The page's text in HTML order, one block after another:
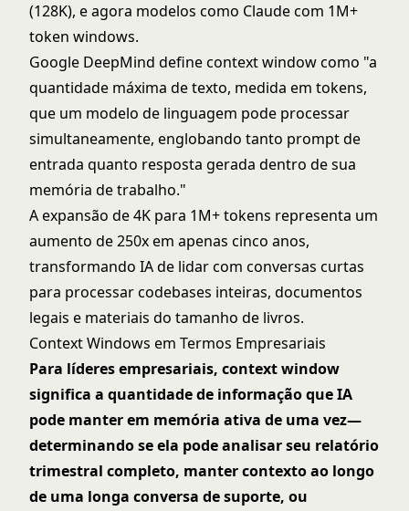
(128K), e agora modelos como Claude com 1M+
token windows.
Google DeepMind define context window como "a
quantidade máxima de texto, medida em tokens,
que um modelo de linguagem pode processar
simultaneamente, englobando tanto prompt de
entrada quanto resposta gerada dentro de sua
memória de trabalho."
A expansão de 4K para 1M+ tokens representa um
aumento de 250x em apenas cinco anos,
transformando IA de lidar com conversas curtas
para processar codebases inteiras, documentos
legais e materiais do tamanho de livros.
Context Windows em Termos Empresariais
Para líderes empresariais, context window
significa a quantidade de informação que IA
pode manter em memória ativa de uma vez—
determinando se ela pode analisar seu relatório
trimestral completo, manter contexto ao longo
de uma longa conversa de suporte, ou